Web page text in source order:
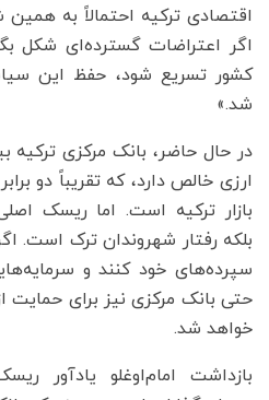
اقتصادی ترکیه احتمالاً به
اگر اعتراضات گسترده‌ای شکل
کشور تسریع شود، حفظ این
شد.»
ارزی خالص دارد، که تقریباً دو
بازار ترکیه است. اما ریسک
بلکه رفتار شهروندان ترک است.
سپرده‌های خود کنند و
حتی بانک مرکزی نیز برای حمایت
خواهد شد.
بازداشت امام‌اوغلو یادآور